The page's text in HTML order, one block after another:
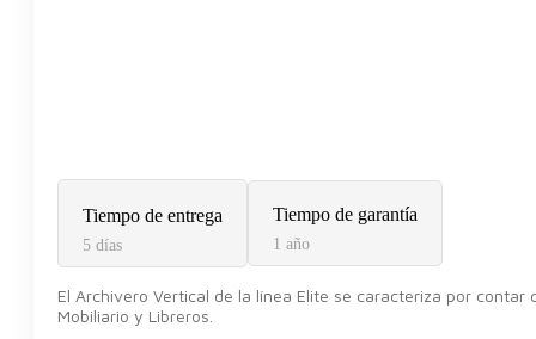
Tiempo de entrega
5 días
Tiempo de garantía
1 año
El Archivero Vertical de la línea Elite se caracteriza por
Mobiliario y Libreros.